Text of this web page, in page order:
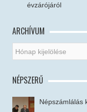
évzárójáról
ARCHÍVUM
NÉPSZERŰ
Népszámlálás